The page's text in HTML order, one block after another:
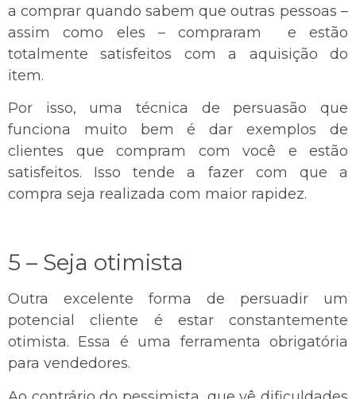
a comprar quando sabem que outras pessoas –
assim como eles – compraram e estão
totalmente satisfeitos com a aquisição do
item.
Por isso, uma técnica de persuasão que
funciona muito bem é dar exemplos de
clientes que compram com você e estão
satisfeitos. Isso tende a fazer com que a
compra seja realizada com maior rapidez.
5 – Seja otimista
Outra excelente forma de persuadir um
potencial cliente é estar constantemente
otimista. Essa é uma ferramenta obrigatória
para vendedores.